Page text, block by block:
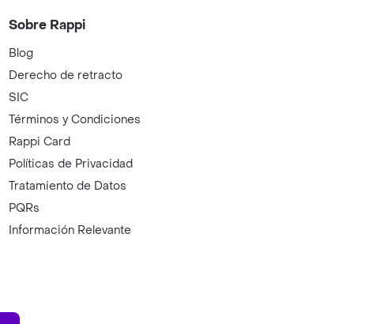
Sobre Rappi
Blog
Derecho de retracto
SIC
Términos y Condiciones
Rappi Card
Políticas de Privacidad
Tratamiento de Datos
PQRs
Información Relevante